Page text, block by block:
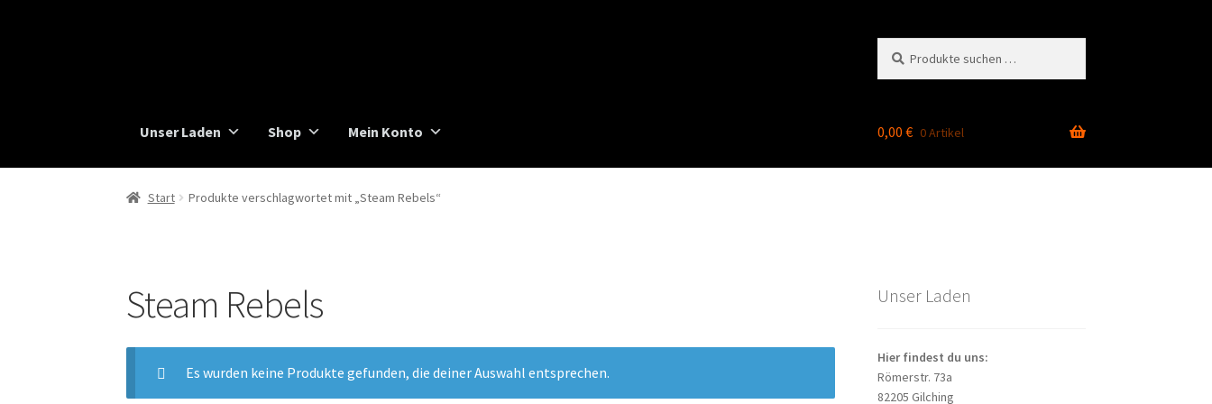
nach:
Unser Laden Shop Mein Konto 0,00 € 0 Artikel
Start Produkte verschlagwortet mit „Steam Rebels“
Steam Rebels
Es wurden keine Produkte gefunden, die deiner Auswahl entsprechen.
Unser Laden
Hier findest du uns:
Römerstr. 73a
82205 Gilching